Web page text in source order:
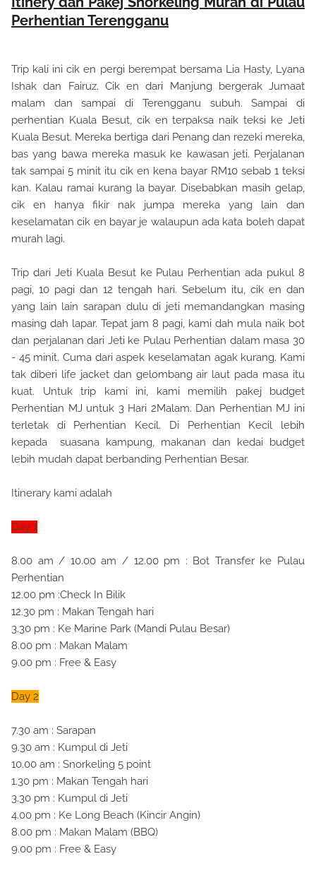
Perhentian Terengganu
Trip kali ini cik en pergi berempat bersama Lia Hasty, Lyana
Ishak dan Fairuz. Cik en dari Manjung bergerak Jumaat
malam dan sampai di Terengganu subuh. Sampai di
perhentian Kuala Besut, cik en terpaksa naik teksi ke Jeti
Kuala Besut. Mereka bertiga dari Penang dan rezeki mereka,
bas yang bawa mereka masuk ke kawasan jeti. Perjalanan
tak sampai 5 minit itu cik en kena bayar RM10 sebab 1 teksi
kan. Kalau ramai kurang la bayar. Disebabkan masih gelap,
cik en hanya fikir nak jumpa mereka yang lain dan
keselamatan cik en bayar je walaupun ada kata boleh dapat
murah lagi.
Trip dari Jeti Kuala Besut ke Pulau Perhentian ada pukul 8
pagi, 10 pagi dan 12 tengah hari. Sebelum itu, cik en dan
yang lain lain sarapan dulu di jeti memandangkan masing
masing dah lapar. Tepat jam 8 pagi, kami dah mula naik bot
dan perjalanan dari Jeti ke Pulau Perhentian dalam masa 30
- 45 minit. Cuma dari aspek keselamatan agak kurang. Kami
tak diberi life jacket dan gelombang air laut pada masa itu
kuat. Untuk trip kami ini, kami memilih pakej budget
Perhentian MJ untuk 3 Hari 2Malam. Dan Perhentian MJ ini
terletak di Perhentian Kecil. Di Perhentian Kecil lebih
kepada suasana kampung, makanan dan kedai budget
lebih mudah dapat berbanding Perhentian Besar.
Itinerary kami adalah
Day 1
8.00 am / 10.00 am / 12.00 pm : Bot Transfer ke Pulau
Perhentian
12.00 pm :Check In Bilik
12.30 pm : Makan Tengah hari
3.30 pm : Ke Marine Park (Mandi Pulau Besar)
8.00 pm : Makan Malam
9.00 pm : Free & Easy
Day 2
7.30 am : Sarapan
9.30 am : Kumpul di Jeti
10.00 am : Snorkeling 5 point
1.30 pm : Makan Tengah hari
3.30 pm : Kumpul di Jeti
4.00 pm : Ke Long Beach (Kincir Angin)
8.00 pm : Makan Malam (BBQ)
9.00 pm : Free & Easy